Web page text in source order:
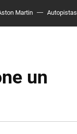
Martin Autopistas
un